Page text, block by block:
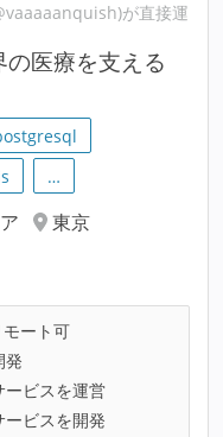
が直接運
の医療を支える
…
東京
ート可
発
ービスを運営
ービスを開発